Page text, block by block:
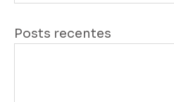
Posts recentes